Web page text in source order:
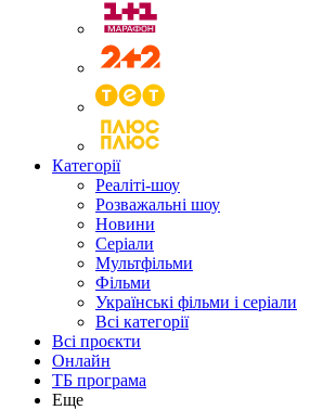
Категорії
Реаліті-шоу
Розважальні шоу
Новини
Серіали
Мультфільми
Фільми
Українські фільми і серіали
Всі категорії
Всі проєкти
Онлайн
ТБ програма
Еще